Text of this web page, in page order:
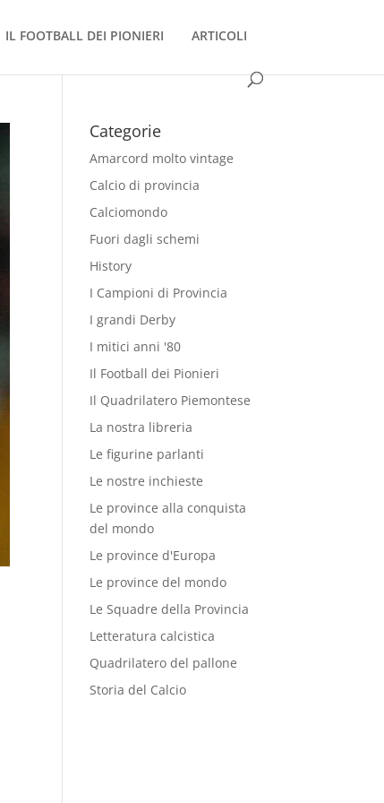
IL FOOTBALL DEI PIONIERI ARTICOLI
Categorie
Amarcord molto vintage
Calcio di provincia
Calciomondo
Fuori dagli schemi
History
I Campioni di Provincia
I grandi Derby
I mitici anni '80
Il Football dei Pionieri
Il Quadrilatero Piemontese
La nostra libreria
Le figurine parlanti
Le nostre inchieste
Le province alla conquista
del mondo
Le province d'Europa
Le province del mondo
Le Squadre della Provincia
Letteratura calcistica
Quadrilatero del pallone
Storia del Calcio